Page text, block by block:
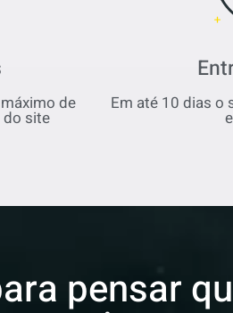
de
do site
Em até 10 dias o
pensar